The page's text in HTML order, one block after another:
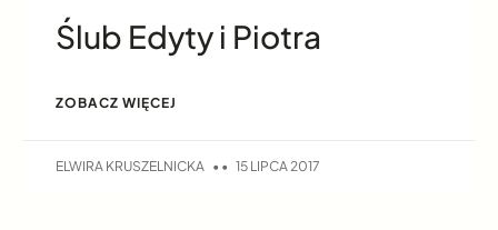
Ślub Edyty i Piotra
ZOBACZ WIĘCEJ
ELWIRA KRUSZELNICKA 15 LIPCA 2017